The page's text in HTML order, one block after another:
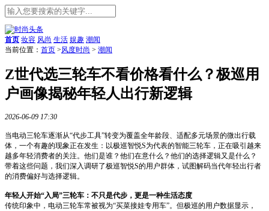
首页 妆容 风尚 生活 娱趣 潮闻
当前位置： 首页 >风度时尚 > 潮闻
Z世代选三轮车不看价格看什么？极巡用
户画像揭秘年轻人出行新逻辑
2026-06-09 17:30
当电动三轮车逐渐从“代步工具”转变为覆盖全年龄段、适配多元场景的微出行载
体，一个有趣的现象正在发生：以极巡智悦S为代表的智能三轮车，正在吸引越来
越多年轻消费者的关注。他们是谁？他们在意什么？他们的选择逻辑又是什么？
带着这些问题，我们深入调研了极巡智悦S的用户群体，试图解码当代年轻出行者
的消费偏好与选择逻辑。
年轻人开始“入局”三轮车：不只是代步，更是一种生活态度
传统印象中，电动三轮车常被视为“买菜接娃专用车”。但极巡的用户数据显示，